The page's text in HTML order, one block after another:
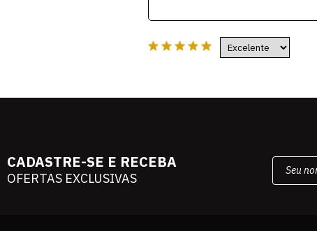
CADASTRE-SE E RECEBA
OFERTAS EXCLUSIVAS